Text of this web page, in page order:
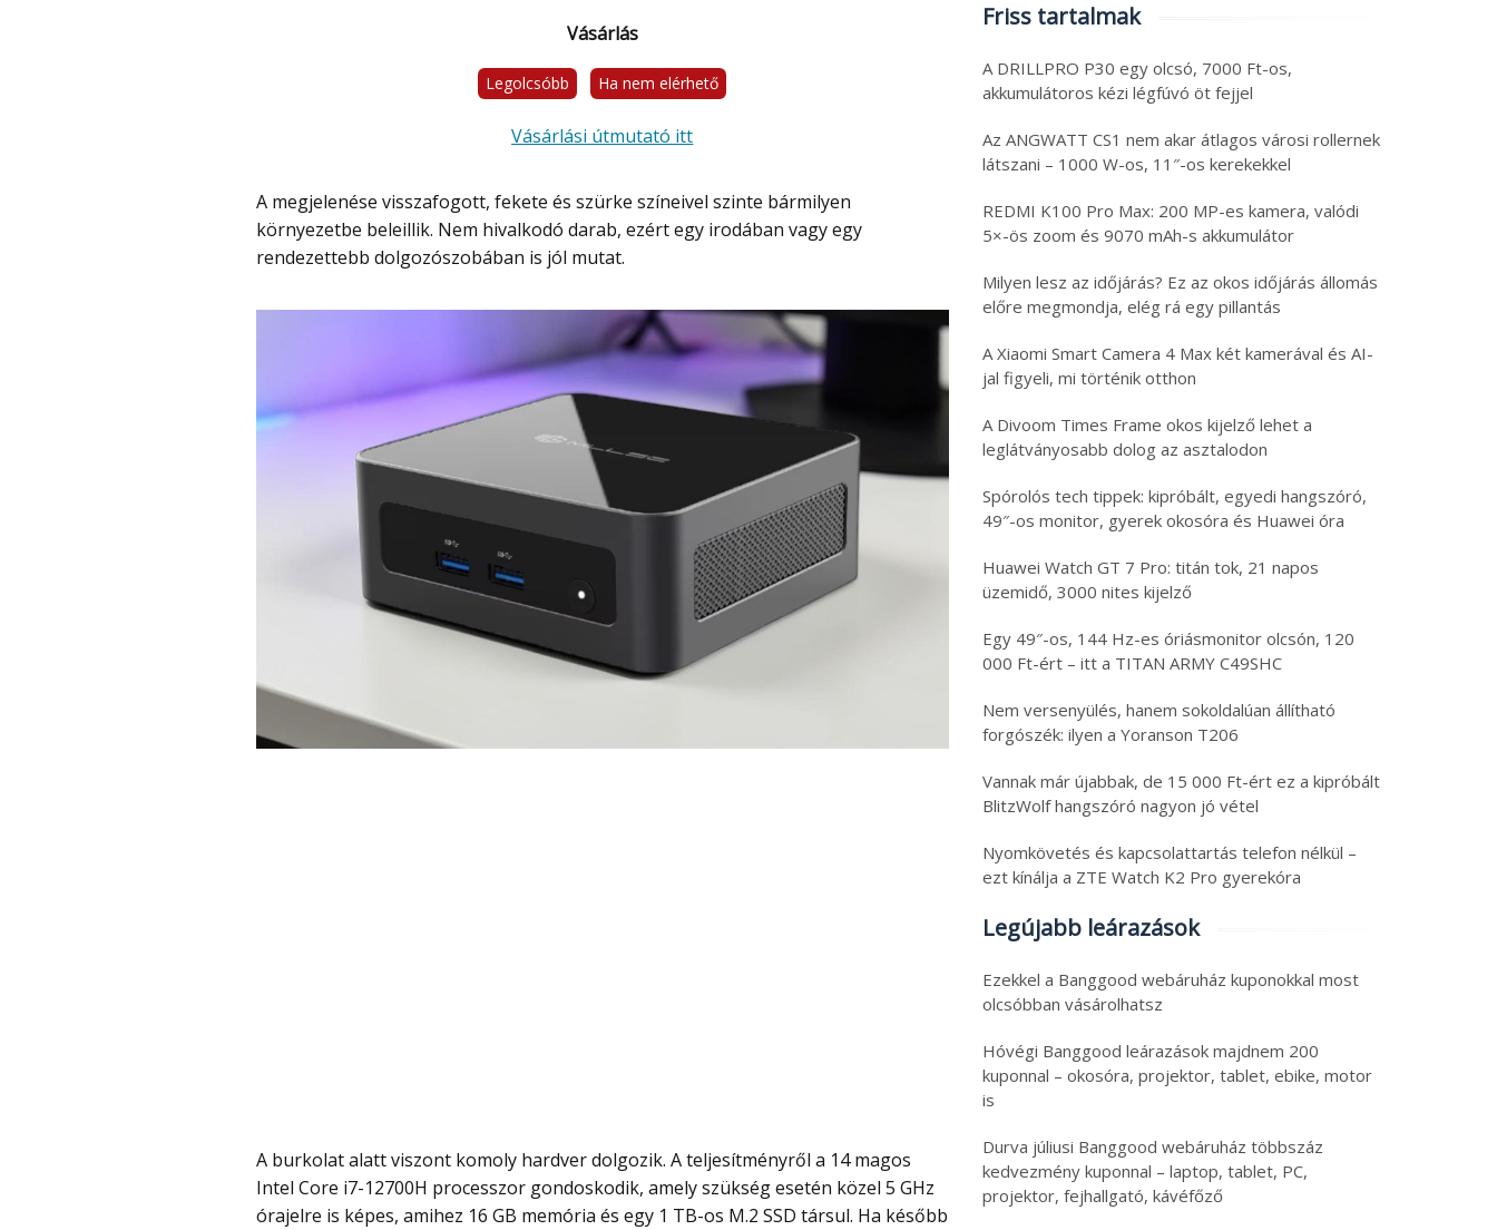
Vásárlás
Legolcsóbb Ha nem elérhető
Vásárlási útmutató itt
A megjelenése visszafogott, fekete és szürke színeivel szinte bármilyen
környezetbe beleillik. Nem hivalkodó darab, ezért egy irodában vagy egy
rendezettebb dolgozószobában is jól mutat.
A burkolat alatt viszont komoly hardver dolgozik. A teljesítményről a 14 magos
Intel Core i7-12700H processzor gondoskodik, amely szükség esetén közel 5 GHz
órajelre is képes, amihez 16 GB memória és egy 1 TB-os M.2 SSD társul. Ha később
Friss tartalmak
A DRILLPRO P30 egy olcsó, 7000 Ft-os,
akkumulátoros kézi légfúvó öt fejjel
Az ANGWATT CS1 nem akar átlagos városi rollernek
látszani – 1000 W-os, 11″-os kerekekkel
REDMI K100 Pro Max: 200 MP-es kamera, valódi
5×-ös zoom és 9070 mAh-s akkumulátor
Milyen lesz az időjárás? Ez az okos időjárás állomás
előre megmondja, elég rá egy pillantás
A Xiaomi Smart Camera 4 Max két kamerával és AI-
jal figyeli, mi történik otthon
A Divoom Times Frame okos kijelző lehet a
leglátványosabb dolog az asztalodon
Spórolós tech tippek: kipróbált, egyedi hangszóró,
49″-os monitor, gyerek okosóra és Huawei óra
Huawei Watch GT 7 Pro: titán tok, 21 napos
üzemidő, 3000 nites kijelző
Egy 49″-os, 144 Hz-es óriásmonitor olcsón, 120
000 Ft-ért – itt a TITAN ARMY C49SHC
Nem versenyülés, hanem sokoldalúan állítható
forgószék: ilyen a Yoranson T206
Vannak már újabbak, de 15 000 Ft-ért ez a kipróbált
BlitzWolf hangszóró nagyon jó vétel
Nyomkövetés és kapcsolattartás telefon nélkül –
ezt kínálja a ZTE Watch K2 Pro gyerekóra
Legújabb leárazások
Ezekkel a Banggood webáruház kuponokkal most
olcsóbban vásárolhatsz
Hóvégi Banggood leárazások majdnem 200
kuponnal – okosóra, projektor, tablet, ebike, motor
is
Durva júliusi Banggood webáruház többszáz
kedvezmény kuponnal – laptop, tablet, PC,
projektor, fejhallgató, kávéfőző